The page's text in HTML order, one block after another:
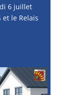
6 juillet
et le Relais